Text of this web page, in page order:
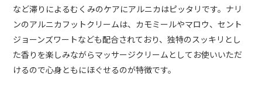
など滞りによるむくみのケアにアルニカはピッタリです。ナリ
ンのアルニカフットクリームは、カモミールやマロウ、セント
ジョーンズワートなども配合されており、独特のスッキリとし
た香りを楽しみながらマッサージクリームとしてお使いいただ
けるので心身ともにほぐせるのが特徴です。